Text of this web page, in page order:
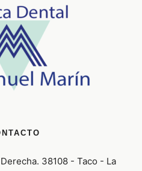
38108 - Taco - La